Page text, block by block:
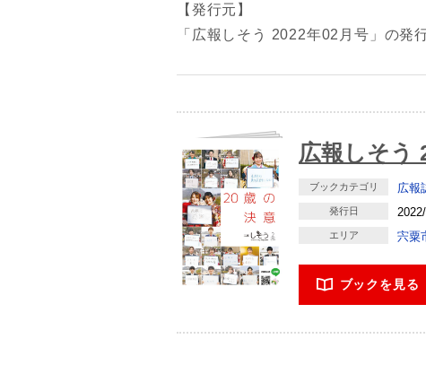
【発行元】
「広報しそう 2022年02月号」の発
広報しそう
ブックカテゴリ 広報
発行日
エリア 宍粟
ブックを見る